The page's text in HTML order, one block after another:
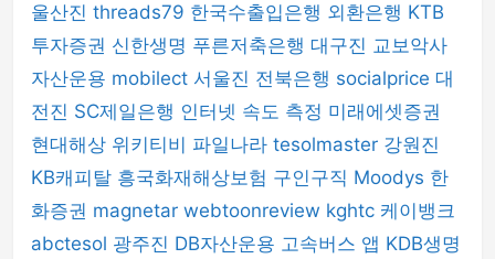
울산진 threads79 한국수출입은행 외환은행 KTB
투자증권 신한생명 푸른저축은행 대구진 교보악사
자산운용 mobilect 서울진 전북은행 socialprice 대
전진 SC제일은행 인터넷 속도 측정 미래에셋증권
현대해상 위키티비 파일나라 tesolmaster 강원진
KB캐피탈 흥국화재해상보험 구인구직 Moodys 한
화증권 magnetar webtoonreview kghtc 케이뱅크
abctesol 광주진 DB자산운용 고속버스 앱 KDB생명